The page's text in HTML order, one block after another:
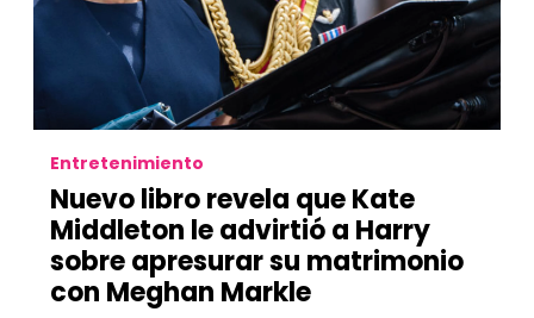
Entretenimiento
Nuevo libro revela que Kate
Middleton le advirtió a Harry
sobre apresurar su matrimonio
con Meghan Markle